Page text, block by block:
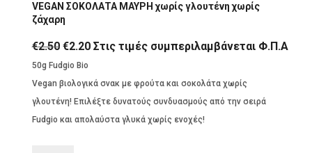
was:
€2.50.
τιμή
€2.20.
VEGAN ΣΟΚΟΛΑΤΑ ΜΑΥΡΗ χωρίς γλουτένη χωρίς
ζάχαρη
€2.50 Original
price
was:
€2.50.
€2.20Η
τιμή
είναι:
€2.20.
Στις τιμές συμπεριλαμβάνεται Φ.Π.Α
50g Fudgio Bio
Vegan βιολογικά σνακ με φρούτα και σοκολάτα χωρίς
γλουτένη! Επιλέξτε δυνατούς συνδυασμούς από την σειρά
Fudgio και απολαύστα γλυκά χωρίς ενοχές!